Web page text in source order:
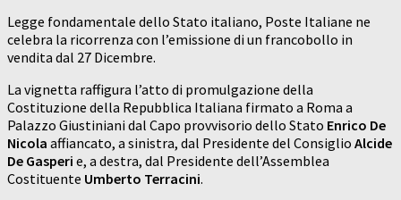
Legge fondamentale dello Stato italiano, Poste Italiane ne
celebra la ricorrenza con l’emissione di un francobollo in
vendita dal 27 Dicembre.
La vignetta raffigura l’atto di promulgazione della
Costituzione della Repubblica Italiana firmato a Roma a
Palazzo Giustiniani dal Capo provvisorio dello Stato Enrico De
Nicola affiancato, a sinistra, dal Presidente del Consiglio Alcide
De Gasperi e, a destra, dal Presidente dell’Assemblea
Costituente Umberto Terracini.